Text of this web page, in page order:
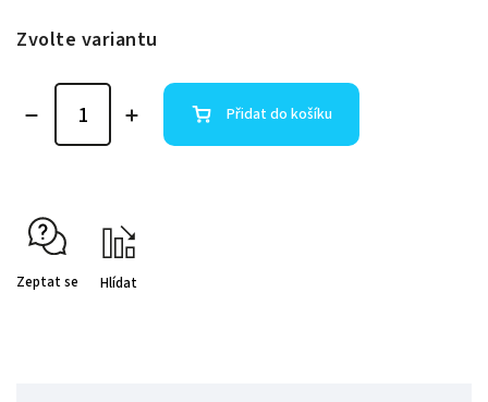
Zvolte variantu
Přidat do košíku
Zeptat se Hlídat